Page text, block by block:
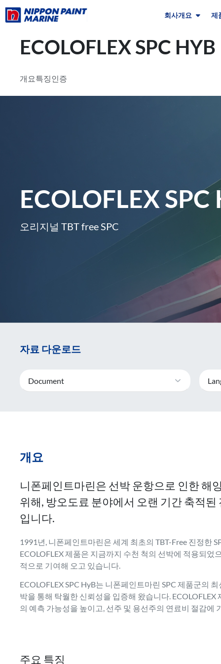
회사개요 제
ECOLOFLEX SPC HYB
개요특징 인증
ECOLOFLEX SPC
오리지널 TBT free SPC
자료 다운로드
Document
개요
니폰페인트마린은 선박 운항으로 인한 해
위해, 방오도료 분야에서 오랜 기간 축적
입니다.
1991년, 니폰페인트마린은 세계 최초의 TBT-Free 진정한
ECOLOFLEX 제품은 지금까지 수천 척의 선박에 적용되
적으로 기여해 오고 있습니다.
ECOLOFLEX SPC HyB는 니폰페인트마린 SPC 제품군의
박을 통해 탁월한 신뢰성을 입증해 왔습니다.
의 예측 가능성을 높이고, 선주 및 용선주의 연료비 절감에
주요 특징